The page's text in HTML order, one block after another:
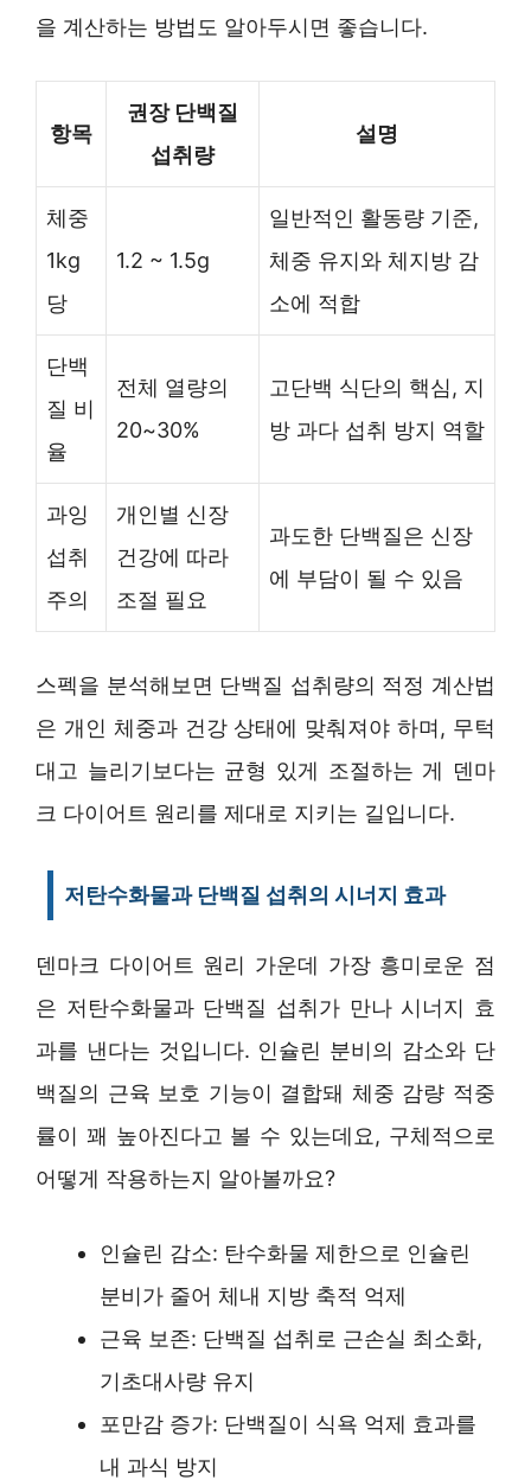
을 계산하는 방법도 알아두시면 좋습니다.
항목
권장 단백질
섭취량
설명
체중
1kg
당
1.2 ~ 1.5g
일반적인 활동량 기준,
체중 유지와 체지방 감
소에 적합
단백
질 비
율
전체 열량의
20~30%
고단백 식단의 핵심, 지
방 과다 섭취 방지 역할
과잉
섭취
주의
개인별 신장
건강에 따라
조절 필요
과도한 단백질은 신장
에 부담이 될 수 있음
스펙을 분석해보면 단백질 섭취량의 적정 계산법
은 개인 체중과 건강 상태에 맞춰져야 하며, 무턱
대고 늘리기보다는 균형 있게 조절하는 게 덴마
크 다이어트 원리를 제대로 지키는 길입니다.
저탄수화물과 단백질 섭취의 시너지 효과
덴마크 다이어트 원리 가운데 가장 흥미로운 점
은 저탄수화물과 단백질 섭취가 만나 시너지 효
과를 낸다는 것입니다. 인슐린 분비의 감소와 단
백질의 근육 보호 기능이 결합돼 체중 감량 적중
률이 꽤 높아진다고 볼 수 있는데요, 구체적으로
어떻게 작용하는지 알아볼까요?
인슐린 감소: 탄수화물 제한으로 인슐린
분비가 줄어 체내 지방 축적 억제
근육 보존: 단백질 섭취로 근손실 최소화,
기초대사량 유지
포만감 증가: 단백질이 식욕 억제 효과를
내 과식 방지